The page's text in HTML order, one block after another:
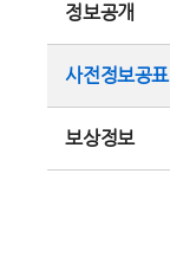
정보공개
사전정보공표
보상정보